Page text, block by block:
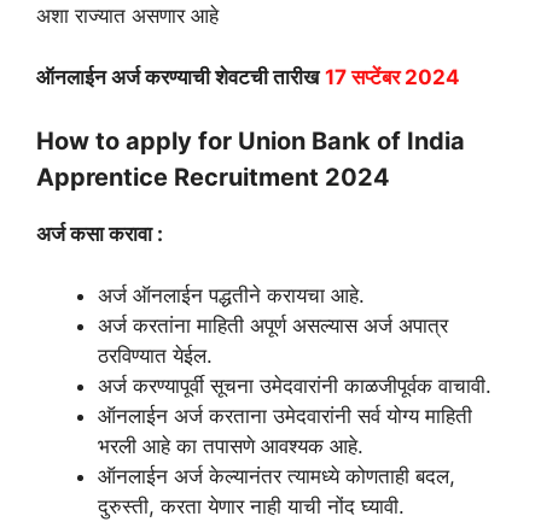
अशा राज्यात असणार आहे
ऑनलाईन अर्ज करण्याची शेवटची तारीख 17 सप्टेंबर 2024
How to apply for Union Bank of India
Apprentice Recruitment 2024
अर्ज कसा करावा :
अर्ज ऑनलाईन पद्धतीने करायचा आहे.
अर्ज करतांना माहिती अपूर्ण असल्यास अर्ज अपात्र
ठरविण्यात येईल.
अर्ज करण्यापूर्वी सूचना उमेदवारांनी काळजीपूर्वक वाचावी.
ऑनलाईन अर्ज करताना उमेदवारांनी सर्व योग्य माहिती
भरली आहे का तपासणे आवश्यक आहे.
ऑनलाईन अर्ज केल्यानंतर त्यामध्ये कोणताही बदल,
दुरुस्ती, करता येणार नाही याची नोंद घ्यावी.